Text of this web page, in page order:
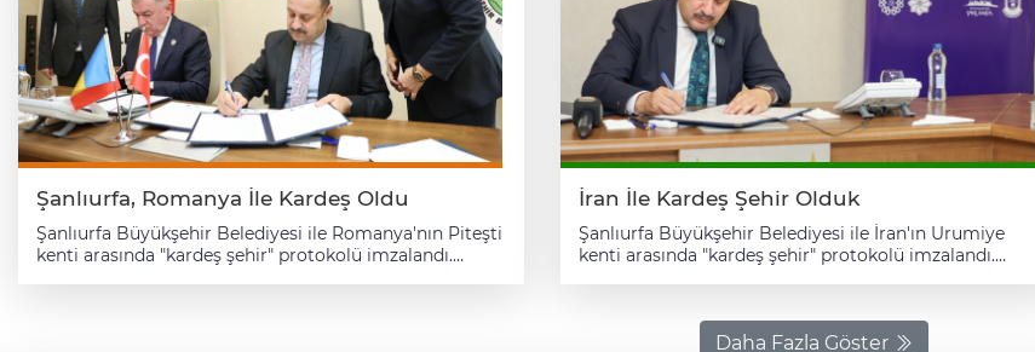
Şanlıurfa, Romanya İle Kardeş Oldu
Şanlıurfa Büyükşehir Belediyesi ile Romanya'nın Piteşti
kenti arasında "kardeş şehir" protokolü imzalandı.
İran İle Kardeş Şehir Olduk
Şanlıurfa Büyükşehir Belediyesi ile İran'ın Urumiye
kenti arasında "kardeş şehir" protokolü imzalandı.
İmza Töreni, İsrail'in bölgeye yönelik saldırılarının
ardından bir süreliğine ertelendi. Protokol, Şanlıurfa
Daha Fazla Göster